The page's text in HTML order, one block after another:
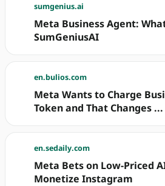
sumgenius.ai
Meta Business Agent:
SumGeniusAI
en.bulios.com
Meta Wants to Charge
Token and That Changes ...
en.sedaily.com
Meta Bets on Low-Priced
Monetize Instagram